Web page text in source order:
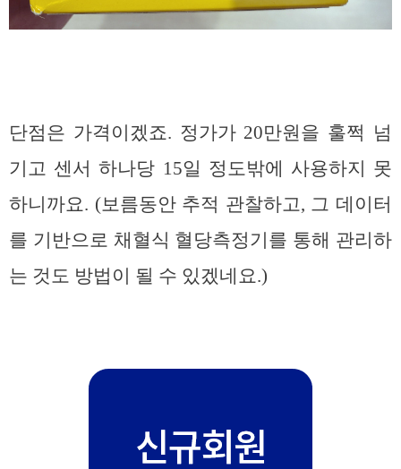
단점은 가격이겠죠. 정가가 20만원을 훌쩍 넘
기고 센서 하나당 15일 정도밖에 사용하지 못
하니까요. (보름동안 추적 관찰하고, 그 데이터
를 기반으로 채혈식 혈당측정기를 통해 관리하
는 것도 방법이 될 수 있겠네요.)